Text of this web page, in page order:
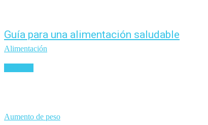
Guía para una alimentación saludable
Alimentación
Aumento de peso